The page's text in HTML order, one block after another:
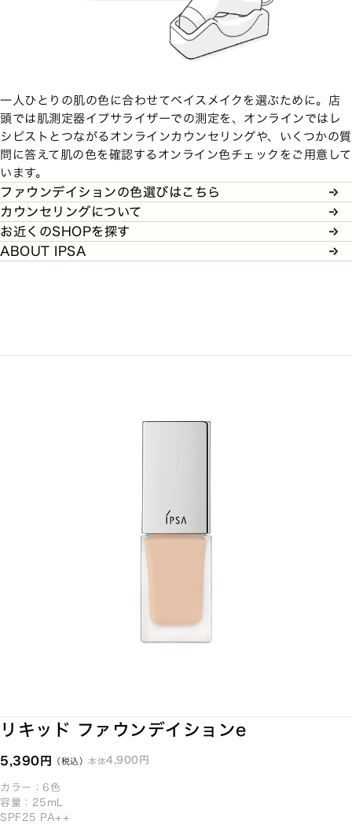
一人ひとりの肌の色に合わせてベイスメイクを選ぶために。店
頭では肌測定器イプサライザーでの測定を、オンラインではレ
シピストとつながるオンラインカウンセリングや、いくつかの質
問に答えて肌の色を確認するオンライン色チェックをご用意して
います。
ファウンデイションの色選びはこちら
カウンセリングについて
お近くのSHOPを探す
ABOUT IPSA
リキッド ファウンデイションe
5,390円 （税込） 本体4,900円
カラー：6色
容量：25mL
SPF25 PA++